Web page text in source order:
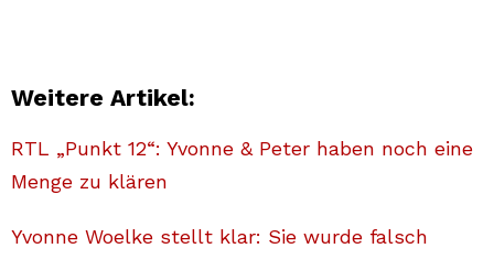
Weitere Artikel:
RTL „Punkt 12“: Yvonne & Peter haben noch eine
Menge zu klären
Yvonne Woelke stellt klar: Sie wurde falsch